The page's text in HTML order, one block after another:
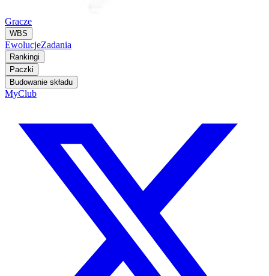
Gracze
WBS
EwolucjeZadania
Rankingi
Paczki
Budowanie składu
MyClub